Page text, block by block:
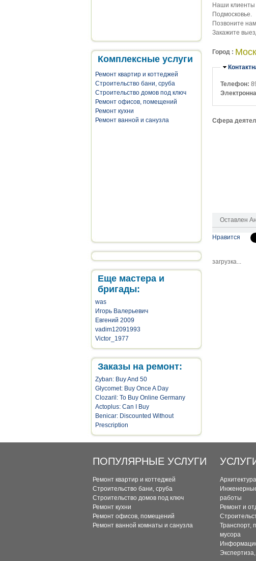
Комплексные услуги
Ремонт квартир и коттеджей
Строительство бани, сруба
Строительство домов под ключ
Ремонт офисов, помещений
Ремонт кухни
Ремонт ванной и санузла
Еще мастера и
бригады:
was
Игорь Валерьевич
Евгений 2009
vadim12091993
Victor_1977
Заказы на ремонт:
Zyban: Buy And 50
Glycomet: Buy Once A Day
Clozaril: To Buy Online Germany
Actoplus: Can I Buy
Benicar: Discounted Without
Prescription
Наши клиенты
Подмосковье.
Позвоните
Закажите
Город :
Убрать
Телефон:
Сфера
Оставлен
Нравится
загрузка...
ПОПУЛЯРНЫЕ УСЛУГИ
Ремонт квартир и коттеджей
Строительство бани, сруба
Строительство домов под ключ
Ремонт кухни
Ремонт офисов, помещений
Ремонт ванной комнаты и санузла
работы
Ремонт и
Транспорт,
мусора